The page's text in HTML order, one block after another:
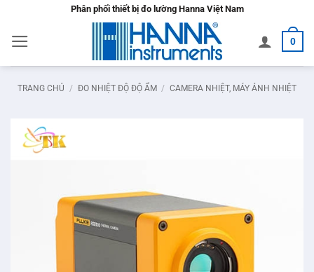
nội
dung
Phân phối thiết bị đo lường Hanna Việt Nam
0
TRANG CHỦ / ĐO NHIỆT ĐỘ ĐỘ ẨM / CAMERA NHIỆT, MÁY ẢNH NHIỆT